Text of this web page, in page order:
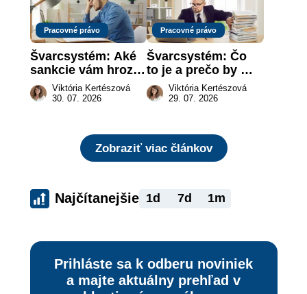
Pracovné právo
Švarcsystém: Aké
sankcie vám hrozia
a prečo nestačí
zaplatiť pokutu?
Viktória Kertészová
30. 07. 2026
Pracovné právo
Švarcsystém: Čo
to je a prečo by
vás to malo
zaujímať
Viktória Kertészová
29. 07. 2026
Zobraziť viac článkov
Najčítanejšie 1d 7d 1m
Prihláste sa k odberu noviniek
a majte aktuálny prehľad v